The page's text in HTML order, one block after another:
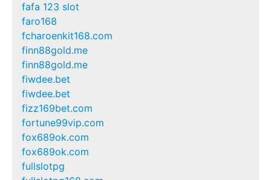
fafa 123 slot
faro168
fcharoenkit168.com
finn88gold.me
finn88gold.me
fiwdee.bet
fiwdee.bet
fizz169bet.com
fortune99vip.com
fox689ok.com
fox689ok.com
fullslotpg